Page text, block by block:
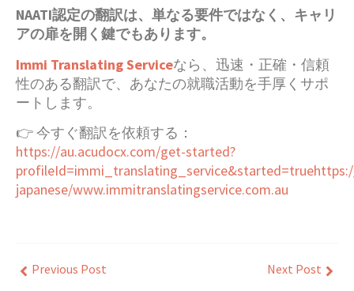
NAATI認定の翻訳は、単なる要件ではなく、キャリ
アの扉を開く鍵でもあります。
Immi Translating Serviceなら、迅速・正確・信頼
性のある翻訳で、あなたの就職活動を手厚くサポ
ートします。
👉 今すぐ翻訳を依頼する：
https://au.acudocx.com/get-started?
japanese/www.immitranslatingservice.com.au
Previous Post Next Post